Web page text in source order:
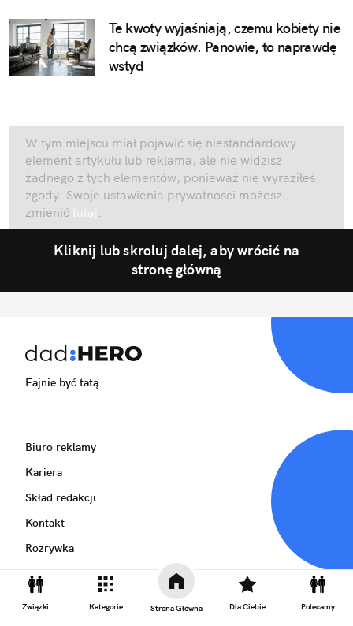
Związki Kategorie Strona Główna Dla Ciebie Polecamy
Te kwoty wyjaśniają, czemu kobiety nie
chcą związków. Panowie, to naprawdę
wstyd
W tym miejscu miał pojawić się niestandardowy
element artykułu lub reklama, ale nie widzisz
żadnego z tych elementów, ponieważ nie wyraziłeś
zgody. Swoje ustawienia prywatności możesz
zmienić tutaj
Kliknij lub skroluj dalej, aby wrócić na
stronę główną
Fajnie być tatą
Biuro reklamy
Kariera
Skład redakcji
Kontakt
Rozrywka
Newsroom
Regulamin